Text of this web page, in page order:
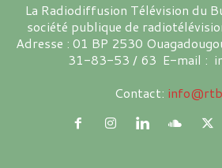
La Radiodiffusion Télévision du
société publique de
Adresse : 01 BP 2530
31-83-53 / 63 E-mail :
Contact: